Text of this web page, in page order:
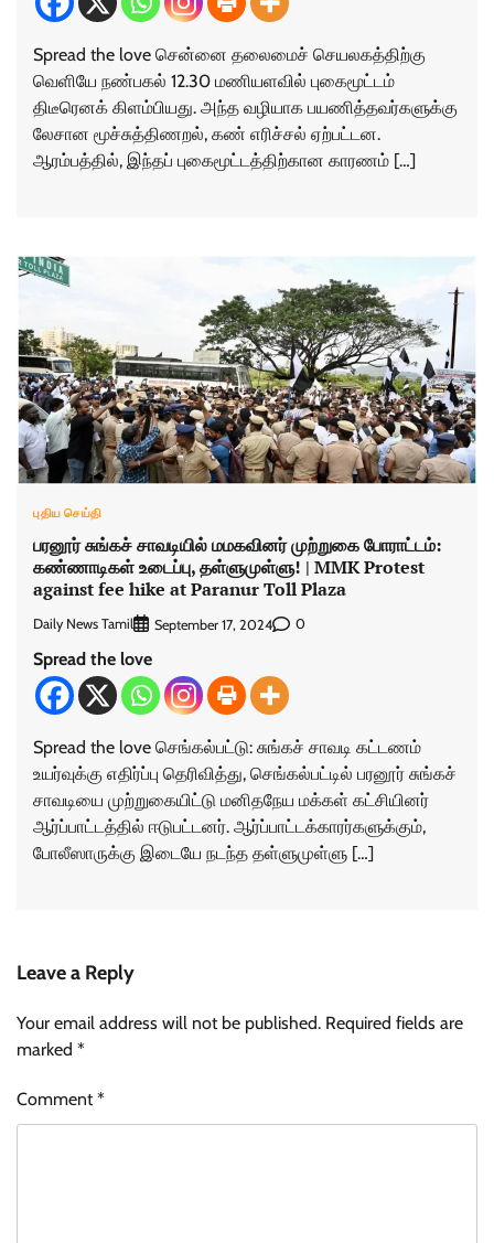
Spread the love சென்னை தலைமைச் செயலகத்திற்கு
வெளியே நண்பகல் 12.30 மணியளவில் புகைமூட்டம்
திடீரெனக் கிளம்பியது. அந்த வழியாக பயணித்தவர்களுக்கு
லேசான மூச்சுத்திணறல், கண் எரிச்சல் ஏற்பட்டன.
ஆரம்பத்தில், இந்தப் புகைமூட்டத்திற்கான காரணம் […]
புதிய செய்தி
பரனூர் சுங்கச் சாவடியில் மமகவினர் முற்றுகை போராட்டம்:
கண்ணாடிகள் உடைப்பு, தள்ளுமுள்ளு! | MMK Protest
against fee hike at Paranur Toll Plaza
Daily News Tamil September 17, 2024 0
Spread the love
Spread the love செங்கல்பட்டு: சுங்கச் சாவடி கட்டணம்
உயர்வுக்கு எதிர்ப்பு தெரிவித்து, செங்கல்பட்டில் பரனூர் சுங்கச்
சாவடியை முற்றுகையிட்டு மனிதநேய மக்கள் கட்சியினர்
ஆர்ப்பாட்டத்தில் ஈடுபட்டனர். ஆர்ப்பாட்டக்காரர்களுக்கும்,
போலீஸாருக்கு இடையே நடந்த தள்ளுமுள்ளு […]
Leave a Reply
Your email address will not be published. Required fields are
marked *
Comment*